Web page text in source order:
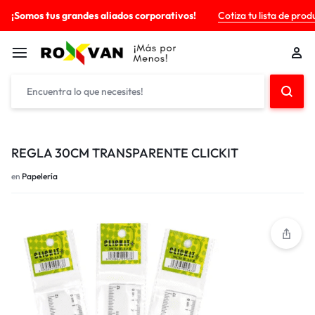
¡Somos tus grandes aliados corporativos! Cotiza tu lista de
REGLA 30CM TRANSPARENTE CLICKIT
en Papelería